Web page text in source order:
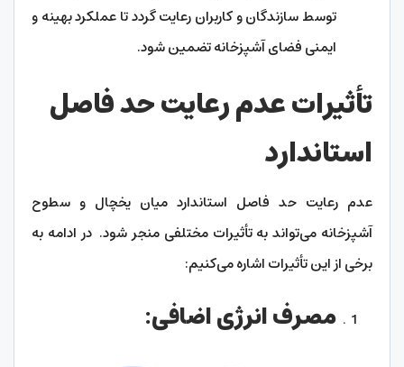
توسط سازندگان و کاربران رعایت گردد تا عملکرد بهینه و
ایمنی فضای آشپزخانه تضمین شود.
تأثیرات عدم رعایت حد فاصل
استاندارد
عدم رعایت حد فاصل استاندارد میان یخچال و سطوح
آشپزخانه می‌تواند به تأثیرات مختلفی منجر شود. در ادامه به
برخی از این تأثیرات اشاره می‌کنیم:
مصرف انرژی اضافی: